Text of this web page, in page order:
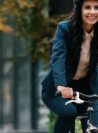
Leasingrechner